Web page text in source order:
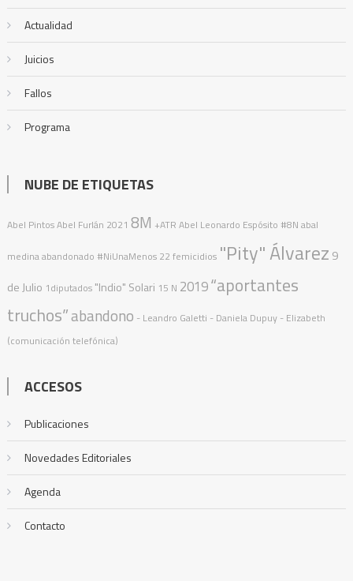
Actualidad
Juicios
Fallos
Programa
NUBE DE ETIQUETAS
Abel PintosAbel Furlán 2021 8M +ATR Abel Leonardo Espósito #8N abal
medinaabandonado #NiUnaMenos 22 femicidios "Pity" Álvarez 9
de Julio 1diputados "Indio" Solari 15 N 2019“aportantes
truchos”abandono - Leandro Galetti - Daniela Dupuy - Elizabeth
(comunicación telefónica)
ACCESOS
Publicaciones
Novedades Editoriales
Agenda
Contacto